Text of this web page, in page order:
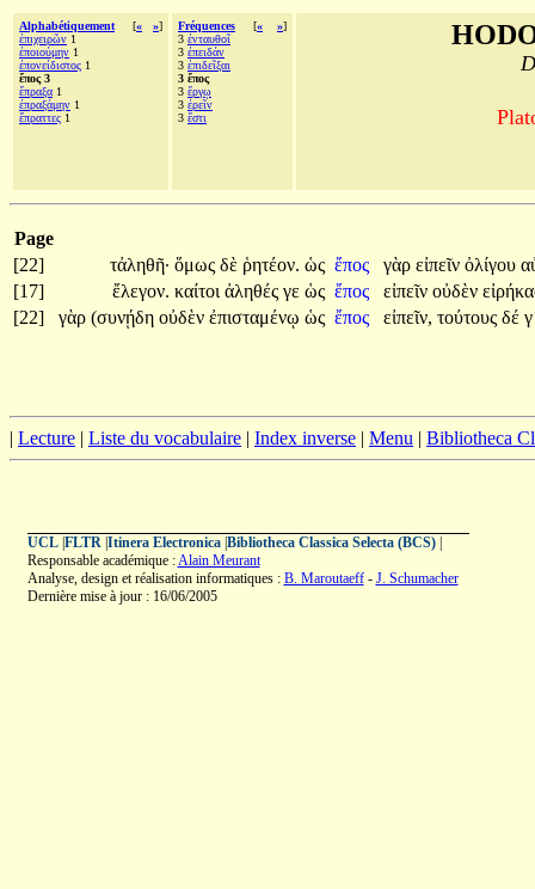
Alphabétiquement [« »]
ἐπιχειρῶν 1
ἐποιούμην 1
ἐπονείδιστος 1
ἔπος 3
ἔπραξα 1
ἐπραξάμην 1
ἔπραττες 1
Fréquences [« »]
3 ἐνταυθοῖ
3 ἐπειδάν
3 ἐπιδεῖξαι
3 ἔπος
3 ἔργῳ
3 ἐρεῖν
3 ἔστι
Page
[22]
τἀληθῆ· ὅμως δὲ ῥητέον. ὡς ἔπος γὰρ εἰπεῖν ὀλίγου
[17]
ἔλεγον. καίτοι ἀληθές γε ὡς ἔπος εἰπεῖν οὐδὲν
[22]
γὰρ (συνῄδη οὐδὲν ἐπισταμένῳ ὡς ἔπος εἰπεῖν, τούτους δέ
| Lecture | Liste du vocabulaire | Index inverse | Menu | Bibliotheca
UCL| FLTR| Itinera Electronica| Bibliotheca Classica Selecta (BCS)|
Responsable académique :Alain Meurant
Analyse, design et réalisation informatiques : B. Maroutaeff- J. Schumacher
Dernière mise à jour : 16/06/2005